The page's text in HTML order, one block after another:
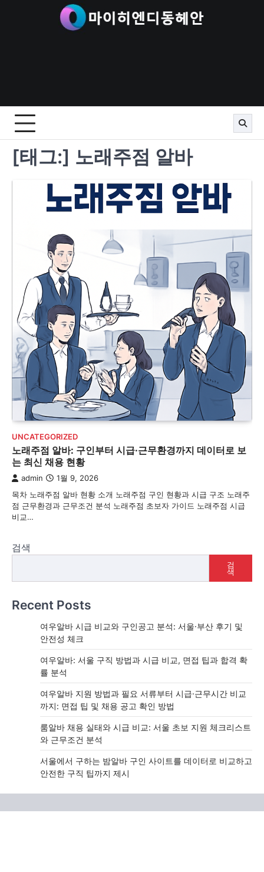
[태그:] 노래주점 알바
UNCATEGORIZED
노래주점 알바: 구인부터 시급·근무환경까지 데이터로 보
는 최신 채용 현황
admin 1월 9, 2026
목차 노래주점 알바 현황 소개 노래주점 구인 현황과 시급 구조 노래주
점 근무환경과 근무조건 분석 노래주점 초보자 가이드 노래주점 시급
비교…
검색
검
색
Recent Posts
여우알바 시급 비교와 구인공고 분석: 서울·부산 후기 및
안전성 체크
여우알바: 서울 구직 방법과 시급 비교, 면접 팁과 합격 확
률 분석
여우알바 지원 방법과 필요 서류부터 시급·근무시간 비교
까지: 면접 팁 및 채용 공고 확인 방법
룸알바 채용 실태와 시급 비교: 서울 초보 지원 체크리스트
와 근무조건 분석
서울에서 구하는 밤알바 구인 사이트를 데이터로 비교하고
안전한 구직 팁까지 제시